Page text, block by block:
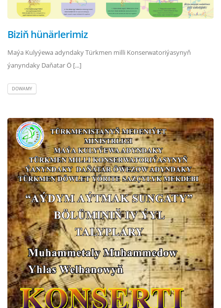
Biziň hünärlerimiz
Maýa Kulyýewa adyndaky Türkmen milli Konserwatoriýasynyň
ýanyndaky Daňatar Ö [...]
DOWAMY